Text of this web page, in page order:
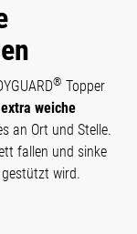
® Topper
weiche
an Ort und Stelle.
fallen und sinke
wird.